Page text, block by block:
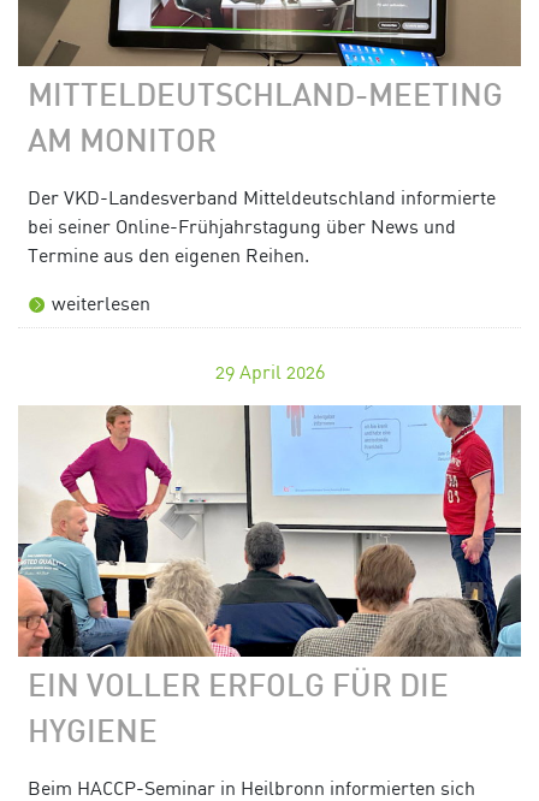
MITTELDEUTSCHLAND-MEETING
AM MONITOR
Der VKD-Landesverband Mitteldeutschland informierte
bei seiner Online-Frühjahrstagung über News und
Termine aus den eigenen Reihen.
weiterlesen
29 April 2026
EIN VOLLER ERFOLG FÜR DIE
HYGIENE
Beim HACCP-Seminar in Heilbronn informierten sich